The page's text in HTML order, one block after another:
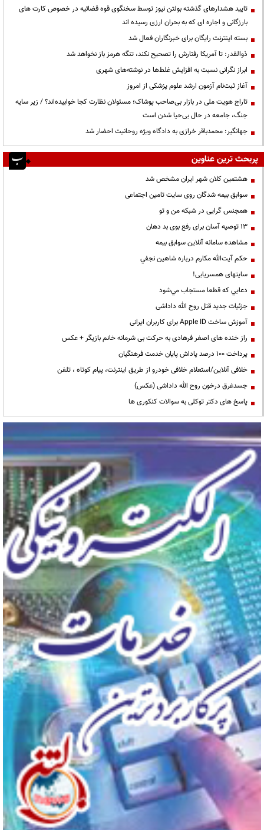
تایید هشدارهای گذشته بولتن نیوز توسط سخنگوی قوه قضائیه در خصوص کارت های
بارزگانی و اجاره ای که به بحران ارزی رسیده اند
بسته اینترنت رایگان برای خبرنگاران فعال شد
ذوالقدر: تا آمریکا رفتارش را تصحیح نکند، تنگه هرمز باز نخواهد شد
ابراز نگرانی نسبت به افزایش غلط‌ها در نوشته‌های شهری
آغاز ثبت‌نام آزمون ارشد علوم پزشکی از امروز
تاراج هویت ملی در بازار بی‌صاحب پوشاک؛ مسئولان نظارت کجا خوابیده‌اند؟ / زیر سایه
جنگ، جامعه در حال بی‌حیا شدن است
جهانگیر: محمدباقر خرازی به دادگاه ویژه روحانیت احضار شد
پربحث ترین عناوین
هشتمین کلان شهر ایران مشخص شد
سوابق بیمه شدگان روی سایت تامین اجتماعی
همجنس گرایی در شبکه من و تو
13 توصیه آسان برای رفع بوی بد دهان
مشاهده سامانه آنلاين سوابق بیمه
حكم آيت‌الله مكارم درباره شاهين نجفي
سایتهای همسریابی!
دعايي كه قطعا مستجاب مي‌شود
جزئیات جدید قتل روح الله داداشی
آموزش ساخت Apple ID برای کاربران ایرانی
راز خنده های اصغر فرهادی به حرکت بی شرمانه خانم بازیگر + عکس
پرداخت ۱۰۰ درصد پاداش پایان خدمت فرهنگیان
خلافی آنلاین/استعلام خلافی خودرو از طریق اینترنت، پیام کوتاه ، تلفن
جسدغرق درخون روح الله داداشی (عکس)
پاسخ های دکتر توکلی به سوالات کنکوری ها